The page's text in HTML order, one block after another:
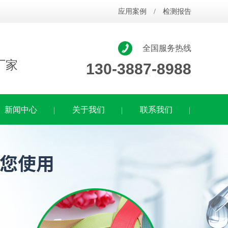
应用案例 / 检测报告
家
全国服务热线
130-3887-8988
新闻中心 关于我们 联系我们